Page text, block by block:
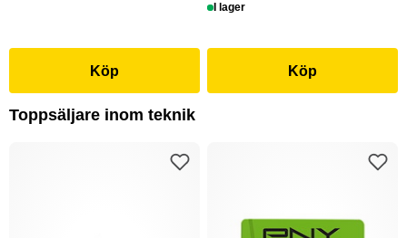
Köp
I lager
Köp
Toppsäljare inom teknik